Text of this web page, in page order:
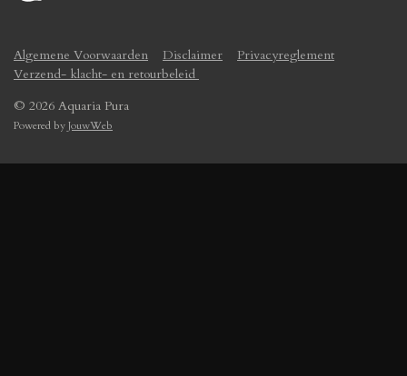
Algemene Voorwaarden Disclaimer
Privacyreglement
Verzend- klacht- en retourbeleid
© 2026 Aquaria Pura
Powered byJouwWeb